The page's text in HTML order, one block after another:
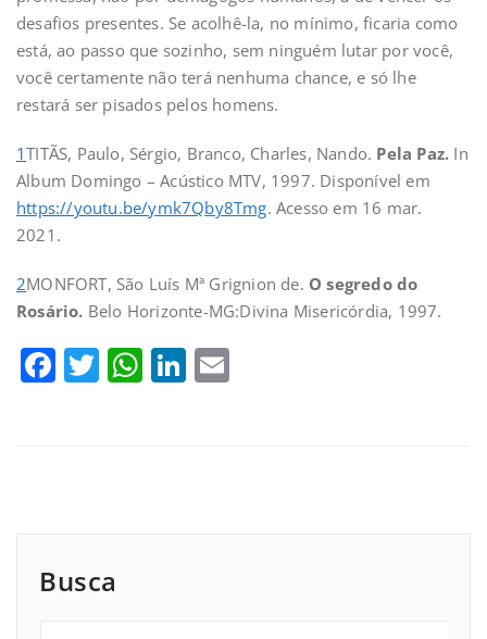
desafios presentes. Se acolhê-la, no mínimo, ficaria como
está, ao passo que sozinho, sem ninguém lutar por você,
você certamente não terá nenhuma chance, e só lhe
restará ser pisados pelos homens.
1TITÃS, Paulo, Sérgio, Branco, Charles, Nando. Pela Paz. In
Album Domingo – Acústico MTV, 1997. Disponível em
https://youtu.be/ymk7Qby8Tmg. Acesso em 16 mar.
2021.
2MONFORT, São Luís Mª Grignion de. O segredo do
Rosário. Belo Horizonte-MG:Divina Misericórdia, 1997.
Facebook
Twitter
WhatsApp
LinkedIn
Busca